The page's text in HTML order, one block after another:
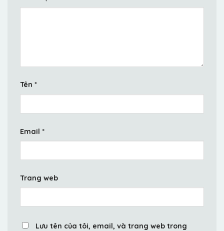
Tên *
Email *
Trang web
Lưu tên của tôi, email, và trang web trong